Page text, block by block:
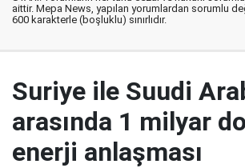
aittir. Mepa News, yapılan yorumlardan sorumlu
600 karakterle (boşluklu) sınırlıdır.
Suriye ile Suudi
arasında 1 milyar
enerji anlaşması